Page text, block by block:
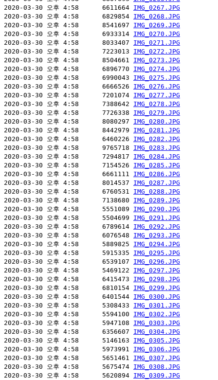
2020-03-30 오후 4:58      6611664 IMG_0267.JPG
2020-03-30 오후 4:58      6829854 IMG_0268.JPG
2020-03-30 오후 4:58      8541697 IMG_0269.JPG
2020-03-30 오후 4:58      6933314 IMG_0270.JPG
2020-03-30 오후 4:58      8033407 IMG_0271.JPG
2020-03-30 오후 4:58      7223013 IMG_0272.JPG
2020-03-30 오후 4:58      8504661 IMG_0273.JPG
2020-03-30 오후 4:58      6896770 IMG_0274.JPG
2020-03-30 오후 4:58      6990043 IMG_0275.JPG
2020-03-30 오후 4:58      6666526 IMG_0276.JPG
2020-03-30 오후 4:58      7201074 IMG_0277.JPG
2020-03-30 오후 4:58      7388642 IMG_0278.JPG
2020-03-30 오후 4:58      7726338 IMG_0279.JPG
2020-03-30 오후 4:58      8080297 IMG_0280.JPG
2020-03-30 오후 4:58      8442979 IMG_0281.JPG
2020-03-30 오후 4:58      6460226 IMG_0282.JPG
2020-03-30 오후 4:58      9765718 IMG_0283.JPG
2020-03-30 오후 4:58      7294817 IMG_0284.JPG
2020-03-30 오후 4:58      7154526 IMG_0285.JPG
2020-03-30 오후 4:58      6661111 IMG_0286.JPG
2020-03-30 오후 4:58      8014537 IMG_0287.JPG
2020-03-30 오후 4:58      6760531 IMG_0288.JPG
2020-03-30 오후 4:58      7138680 IMG_0289.JPG
2020-03-30 오후 4:58      5551089 IMG_0290.JPG
2020-03-30 오후 4:58      5504699 IMG_0291.JPG
2020-03-30 오후 4:58      6789614 IMG_0292.JPG
2020-03-30 오후 4:58      6076548 IMG_0293.JPG
2020-03-30 오후 4:58      5889825 IMG_0294.JPG
2020-03-30 오후 4:58      5915335 IMG_0295.JPG
2020-03-30 오후 4:58      6539107 IMG_0296.JPG
2020-03-30 오후 4:58      5469122 IMG_0297.JPG
2020-03-30 오후 4:58      6415473 IMG_0298.JPG
2020-03-30 오후 4:58      6810154 IMG_0299.JPG
2020-03-30 오후 4:58      6401544 IMG_0300.JPG
2020-03-30 오후 4:58      5308433 IMG_0301.JPG
2020-03-30 오후 4:58      5594100 IMG_0302.JPG
2020-03-30 오후 4:58      5947108 IMG_0303.JPG
2020-03-30 오후 4:58      6356607 IMG_0304.JPG
2020-03-30 오후 4:58      5146163 IMG_0305.JPG
2020-03-30 오후 4:58      5973991 IMG_0306.JPG
2020-03-30 오후 4:58      5651461 IMG_0307.JPG
2020-03-30 오후 4:58      5675474 IMG_0308.JPG
2020-03-30 오후 4:58      5620894 IMG_0309.JPG